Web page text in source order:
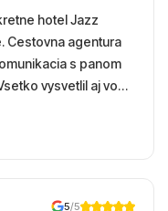
hotel Jazz
Cestovna agentura
s panom
vysvetlil aj vo
Hotel
more,
5/5